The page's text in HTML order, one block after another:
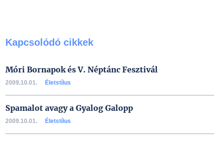
Kapcsolódó cikkek
Móri Bornapok és V. Néptánc Fesztivál
2009.10.01. Életstílus
Spamalot avagy a Gyalog Galopp
2009.10.01. Életstílus